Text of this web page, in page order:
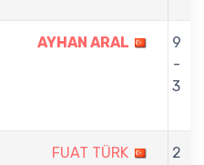
AYHAN ARAL
9
-
3
FUAT TÜRK
2